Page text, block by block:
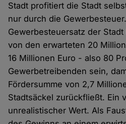
Stadt profitiert die Stadt
nur durch die
Gewerbesteuersatz der
von den erwarteten 20
16 Millionen Euro - also 80
Gewerbetreibenden sein,
Fördersumme von 2,7
Stadtsäckel zurückfließt. Ein
unrealistischer Wert. Als